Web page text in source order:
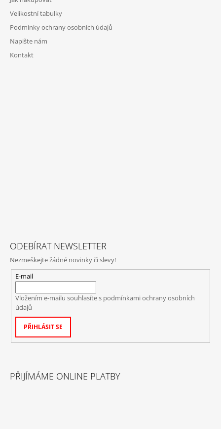
Velikostní tabulky
Podmínky ochrany osobních údajů
Napište nám
Kontakt
ODEBÍRAT NEWSLETTER
Nezmeškejte žádné novinky či slevy!
E-mail
Vložením e-mailu souhlasíte s podmínkami ochrany osobních
údajů
PŘIHLÁSIT SE
PŘIJÍMÁME ONLINE PLATBY